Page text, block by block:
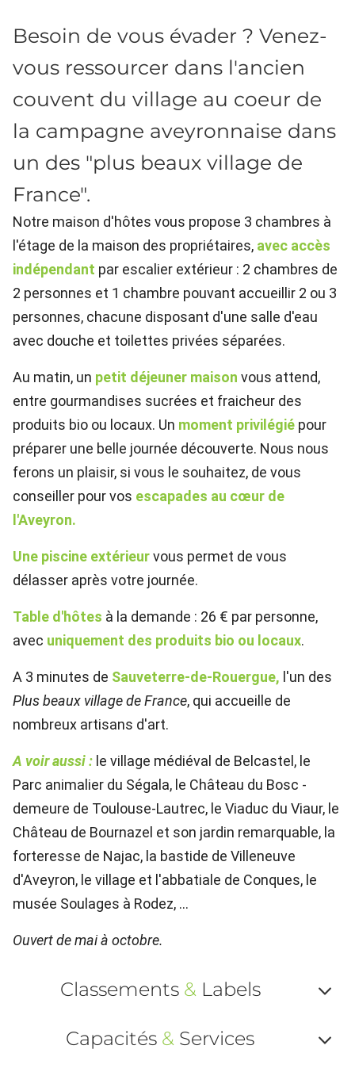
Besoin de vous évader ? Venez-
vous ressourcer dans l'ancien
couvent du village au coeur de
la campagne aveyronnaise dans
un des "plus beaux village de
France".
Notre maison d'hôtes vous propose 3 chambres à
l'étage de la maison des propriétaires, avec accès
indépendant par escalier extérieur : 2 chambres de
2 personnes et 1 chambre pouvant accueillir 2 ou 3
personnes, chacune disposant d'une salle d'eau
avec douche et toilettes privées séparées.
Au matin, un petit déjeuner maison vous attend,
entre gourmandises sucrées et fraicheur des
produits bio ou locaux. Un moment privilégié pour
préparer une belle journée découverte. Nous nous
ferons un plaisir, si vous le souhaitez, de vous
conseiller pour vos escapades au cœur de
l'Aveyron.
Une piscine extérieurvous permet de vous
délasser après votre journée.
Table d'hôtes à la demande : 26 € par personne,
avec uniquement des produits bio ou locaux.
A 3 minutes de Sauveterre-de-Rouergue, l'un des
Plus beaux village de France, qui accueille de
nombreux artisans d'art.
A voir aussi : le village médiéval de Belcastel, le
Parc animalier du Ségala, le Château du Bosc -
demeure de Toulouse-Lautrec, le Viaduc du Viaur, le
Château de Bournazel et son jardin remarquable, la
forteresse de Najac, la bastide de Villeneuve
d'Aveyron, le village et l'abbatiale de Conques, le
musée Soulages à Rodez, ...
Ouvert de mai à octobre.
Classements &Labels
ou
Capacités & Services